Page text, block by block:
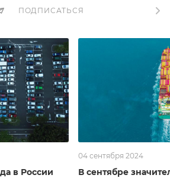
ПОДПИСАТЬСЯ
в России
04 сентября 2024
В сентябре